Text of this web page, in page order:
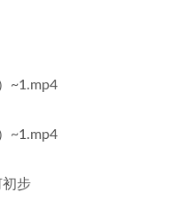
~1.mp4
~1.mp4
步